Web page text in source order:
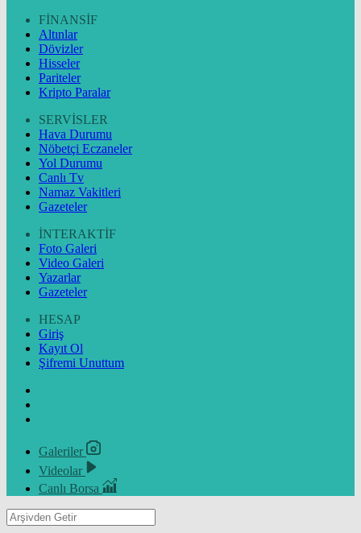
FİNANSİF
Altınlar
Dövizler
Hisseler
Pariteler
Kripto Paralar
SERVİSLER
Hava Durumu
Nöbetçi Eczaneler
Yol Durumu
Canlı Tv
Namaz Vakitleri
Gazeteler
İNTERAKTİF
Foto Galeri
Video Galeri
Yazarlar
Gazeteler
HESAP
Giriş
Kayıt Ol
Şifremi Unuttum
Galeriler
Videolar
Canlı Borsa